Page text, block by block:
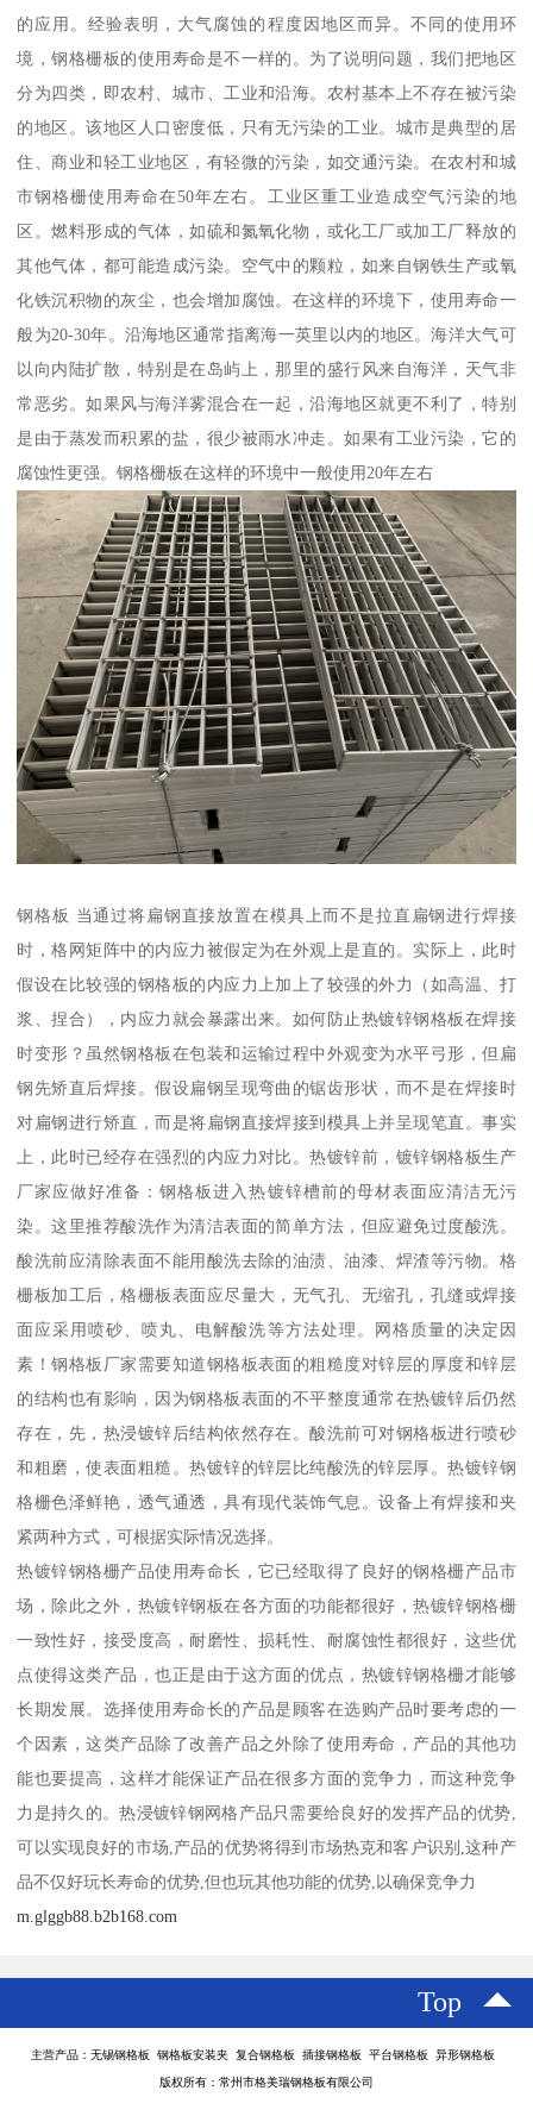
的应用。经验表明，大气腐蚀的程度因地区而异。不同的使用环
境，钢格栅板的使用寿命是不一样的。为了说明问题，我们把地区
分为四类，即农村、城市、工业和沿海。农村基本上不存在被污染
的地区。该地区人口密度低，只有无污染的工业。城市是典型的居
住、商业和轻工业地区，有轻微的污染，如交通污染。在农村和城
市钢格栅使用寿命在50年左右。工业区重工业造成空气污染的地
区。燃料形成的气体，如硫和氮氧化物，或化工厂或加工厂释放的
其他气体，都可能造成污染。空气中的颗粒，如来自钢铁生产或氧
化铁沉积物的灰尘，也会增加腐蚀。在这样的环境下，使用寿命一
般为20-30年。沿海地区通常指离海一英里以内的地区。海洋大气可
以向内陆扩散，特别是在岛屿上，那里的盛行风来自海洋，天气非
常恶劣。如果风与海洋雾混合在一起，沿海地区就更不利了，特别
是由于蒸发而积累的盐，很少被雨水冲走。如果有工业污染，它的
腐蚀性更强。钢格栅板在这样的环境中一般使用20年左右
钢格板 当通过将扁钢直接放置在模具上而不是拉直扁钢进行焊接
时，格网矩阵中的内应力被假定为在外观上是直的。实际上，此时
假设在比较强的钢格板的内应力上加上了较强的外力（如高温、打
浆、捏合），内应力就会暴露出来。如何防止热镀锌钢格板在焊接
时变形？虽然钢格板在包装和运输过程中外观变为水平弓形，但扁
钢先矫直后焊接。假设扁钢呈现弯曲的锯齿形状，而不是在焊接时
对扁钢进行矫直，而是将扁钢直接焊接到模具上并呈现笔直。事实
上，此时已经存在强烈的内应力对比。热镀锌前，镀锌钢格板生产
厂家应做好准备：钢格板进入热镀锌槽前的母材表面应清洁无污
染。这里推荐酸洗作为清洁表面的简单方法，但应避免过度酸洗。
酸洗前应清除表面不能用酸洗去除的油渍、油漆、焊渣等污物。格
栅板加工后，格栅板表面应尽量大，无气孔、无缩孔，孔缝或焊接
面应采用喷砂、喷丸、电解酸洗等方法处理。网格质量的决定因
素！钢格板厂家需要知道钢格板表面的粗糙度对锌层的厚度和锌层
的结构也有影响，因为钢格板表面的不平整度通常在热镀锌后仍然
存在，先，热浸镀锌后结构依然存在。酸洗前可对钢格板进行喷砂
和粗磨，使表面粗糙。热镀锌的锌层比纯酸洗的锌层厚。热镀锌钢
格栅色泽鲜艳，透气通透，具有现代装饰气息。设备上有焊接和夹
紧两种方式，可根据实际情况选择。
热镀锌钢格栅产品使用寿命长，它已经取得了良好的钢格栅产品市
场，除此之外，热镀锌钢板在各方面的功能都很好，热镀锌钢格栅
一致性好，接受度高，耐磨性、损耗性、耐腐蚀性都很好，这些优
点使得这类产品，也正是由于这方面的优点，热镀锌钢格栅才能够
长期发展。选择使用寿命长的产品是顾客在选购产品时要考虑的一
个因素，这类产品除了改善产品之外除了使用寿命，产品的其他功
能也要提高，这样才能保证产品在很多方面的竞争力，而这种竞争
力是持久的。热浸镀锌钢网格产品只需要给良好的发挥产品的优势,
可以实现良好的市场,产品的优势将得到市场热克和客户识别,这种产
品不仅好玩长寿命的优势,但也玩其他功能的优势,以确保竞争力
m.glggb88.b2b168.com
Top
主营产品：无锡钢格板 钢格板安装夹 复合钢格板 插接钢格板 平台钢格板 异形钢格板
版权所有：常州市格美瑞钢格板有限公司